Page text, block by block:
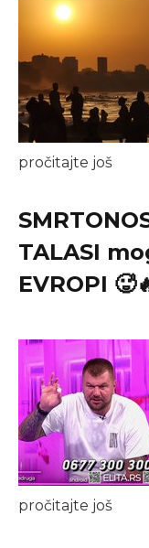
pročitajte još
TALASI
EVROPI
pročitajte još